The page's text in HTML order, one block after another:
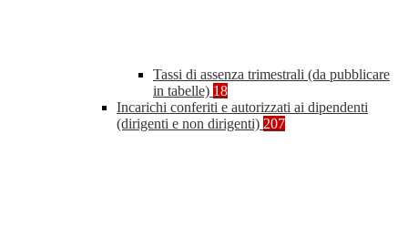
Tassi di assenza trimestrali (da pubblicare
in tabelle) 18
Incarichi conferiti e autorizzati ai dipendenti
(dirigenti e non dirigenti) 207